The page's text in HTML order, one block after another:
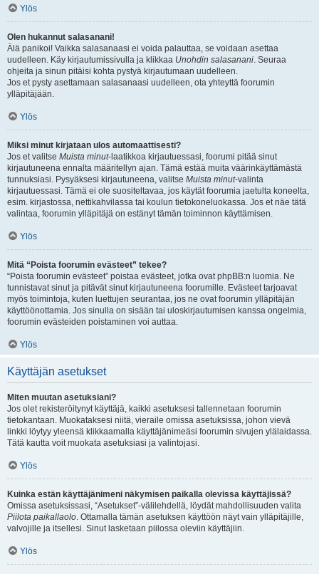
Ylös
Olen hukannut salasanani!
Älä panikoi! Vaikka salasanaasi ei voida palauttaa, se voidaan asettaa
uudelleen. Käy kirjautumissivulla ja klikkaa Unohdin salasanani. Seuraa
ohjeita ja sinun pitäisi kohta pystyä kirjautumaan uudelleen.
Jos et pysty asettamaan salasanaasi uudelleen, ota yhteyttä foorumin
ylläpitäjään.
Ylös
Miksi minut kirjataan ulos automaattisesti?
Jos et valitse Muista minut-laatikkoa kirjautuessasi, foorumi pitää sinut
kirjautuneena ennalta määritellyn ajan. Tämä estää muita väärinkäyttämästä
tunnuksiasi. Pysyäksesi kirjautuneena, valitse Muista minut-valinta
kirjautuessasi. Tämä ei ole suositeltavaa, jos käytät foorumia jaetulta koneelta,
esim. kirjastossa, nettikahvilassa tai koulun tietokoneluokassa. Jos et näe tätä
valintaa, foorumin ylläpitäjä on estänyt tämän toiminnon käyttämisen.
Ylös
Mitä “Poista foorumin evästeet” tekee?
“Poista foorumin evästeet” poistaa evästeet, jotka ovat phpBB:n luomia. Ne
tunnistavat sinut ja pitävät sinut kirjautuneena foorumille. Evästeet tarjoavat
myös toimintoja, kuten luettujen seurantaa, jos ne ovat foorumin ylläpitäjän
käyttöönottamia. Jos sinulla on sisään tai uloskirjautumisen kanssa ongelmia,
foorumin evästeiden poistaminen voi auttaa.
Ylös
Käyttäjän asetukset
Miten muutan asetuksiani?
Jos olet rekisteröitynyt käyttäjä, kaikki asetuksesi tallennetaan foorumin
tietokantaan. Muokataksesi niitä, vieraile omissa asetuksissa, johon vievä
linkki löytyy yleensä klikkaamalla käyttäjänimeäsi foorumin sivujen ylälaidassa.
Tätä kautta voit muokata asetuksiasi ja valintojasi.
Ylös
Kuinka estän käyttäjänimeni näkymisen paikalla olevissa käyttäjissä?
Omissa asetuksissasi, “Asetukset”-välilehdellä, löydät mahdollisuuden valita
Piilota paikallaolo. Ottamalla tämän asetuksen käyttöön näyt vain ylläpitäjille,
valvojille ja itsellesi. Sinut lasketaan piilossa oleviin käyttäjiin.
Ylös